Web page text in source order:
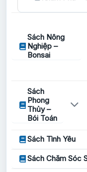
Sách Nông
Nghiệp –
Bonsai
Sách
Phong
Thủy –
Bói Toán
Sách Tình Yêu
Sách Chăm Sóc